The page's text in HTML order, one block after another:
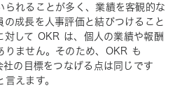
られることが多く、業績を客観的な
の成長を人事評価と結びつけること
対して OKR は、個人の業績や報酬
りません。そのため、OKR も
の目標をつなげる点は同じです
えます。